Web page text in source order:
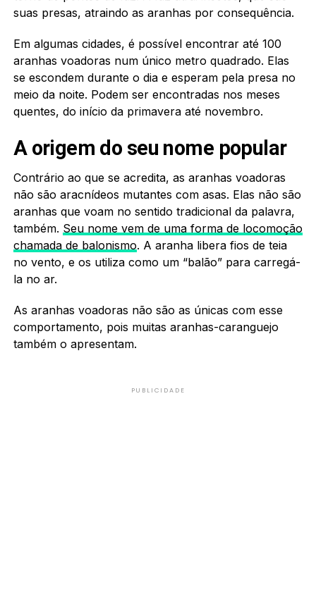
suas presas, atraindo as aranhas por consequência.
Em algumas cidades, é possível encontrar até 100
aranhas voadoras num único metro quadrado. Elas
se escondem durante o dia e esperam pela presa no
meio da noite. Podem ser encontradas nos meses
quentes, do início da primavera até novembro.
A origem do seu nome popular
Contrário ao que se acredita, as aranhas voadoras
não são aracnídeos mutantes com asas. Elas não são
aranhas que voam no sentido tradicional da palavra,
também. Seu nome vem de uma forma de locomoção
chamada de balonismo. A aranha libera fios de teia
no vento, e os utiliza como um “balão” para carregá-
la no ar.
As aranhas voadoras não são as únicas com esse
comportamento, pois muitas aranhas-caranguejo
também o apresentam.
PUBLICIDADE